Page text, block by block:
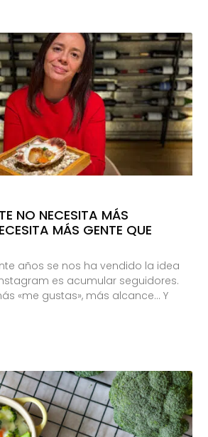
NO NECESITA MÁS
MÁS GENTE QUE
años se nos ha vendido la idea
es acumular seguidores.
«me gustas», más alcance… Y